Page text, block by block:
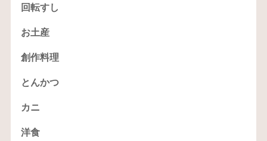
回転すし
お土産
創作料理
とんかつ
カニ
洋食